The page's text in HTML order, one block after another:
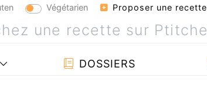
Végétarien Proposer une recette
DOSSIERS